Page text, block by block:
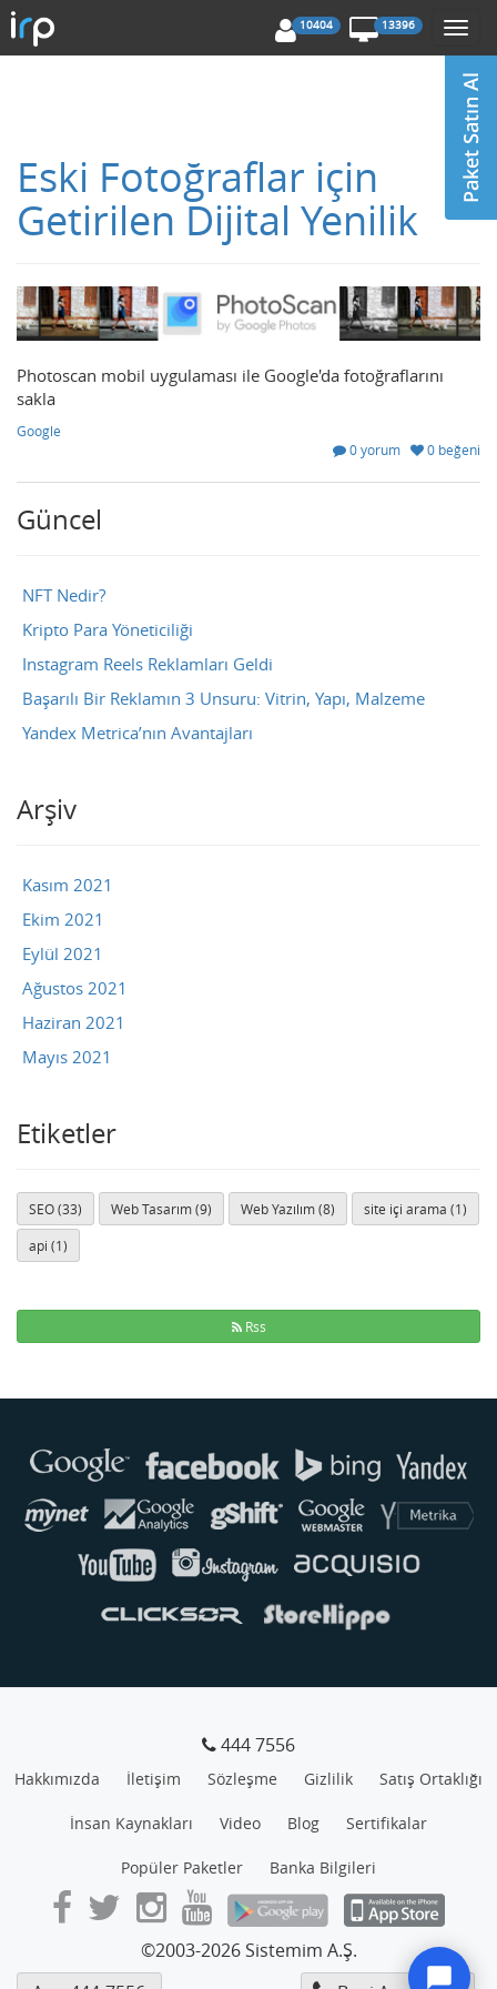
10404 13396
Eski Fotoğraflar için
Getirilen Dijital Yenilik
Photoscan mobil uygulaması ile Google'da fotoğraflarını
sakla
Google
0 yorum
0 beğeni
Güncel
NFT Nedir?
Kripto Para Yöneticiliği
Instagram Reels Reklamları Geldi
Başarılı Bir Reklamın 3 Unsuru: Vitrin, Yapı, Malzeme
Yandex Metrica’nın Avantajları
Arşiv
Kasım 2021
Ekim 2021
Eylül 2021
Ağustos 2021
Haziran 2021
Mayıs 2021
Etiketler
SEO (33) Web Tasarım (9) Web Yazılım (8) site içi arama (1)
api (1)
Rss
444 7556
Hakkımızda İletişim Sözleşme Gizlilik Satış Ortaklığı
İnsan Kaynakları Video Blog Sertifikalar
Popüler Paketler Banka Bilgileri
©2003-2026 Sistemim A.Ş.
Genellikle anında yanıt verir